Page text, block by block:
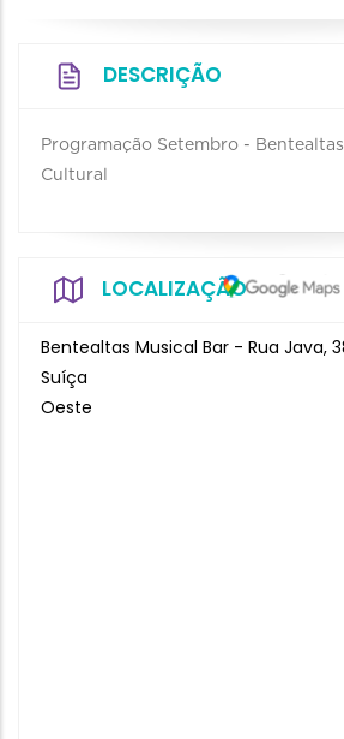
DESCRIÇÃO
Programação Setembro -
Cultural
LOCALIZAÇÃO
Bentealtas Musical Bar - Rua Java,
Suíça
Oeste